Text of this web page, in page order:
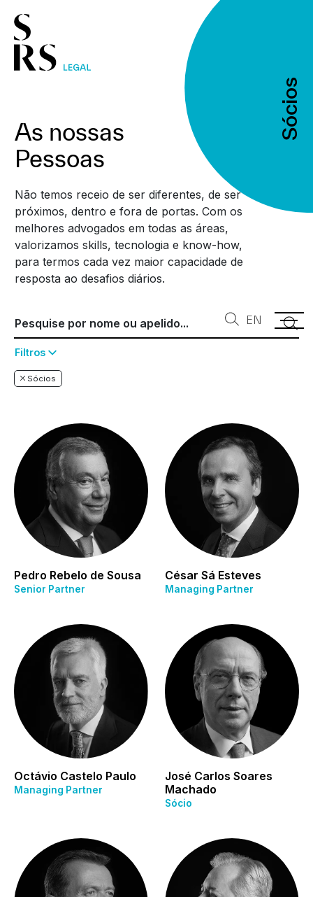
Sócios
Sócios
EN
As nossas
Pessoas
Não temos receio de ser diferentes, de ser
próximos, dentro e fora de portas. Com os
melhores advogados em todas as áreas,
valorizamos skills, tecnologia e know-how,
para termos cada vez maior capacidade de
resposta ao desafios diários.
Filtros
Sócios
Pedro Rebelo de Sousa
Senior Partner
César Sá Esteves
Managing Partner
Octávio Castelo Paulo
Managing Partner
José Carlos Soares
Machado
Sócio